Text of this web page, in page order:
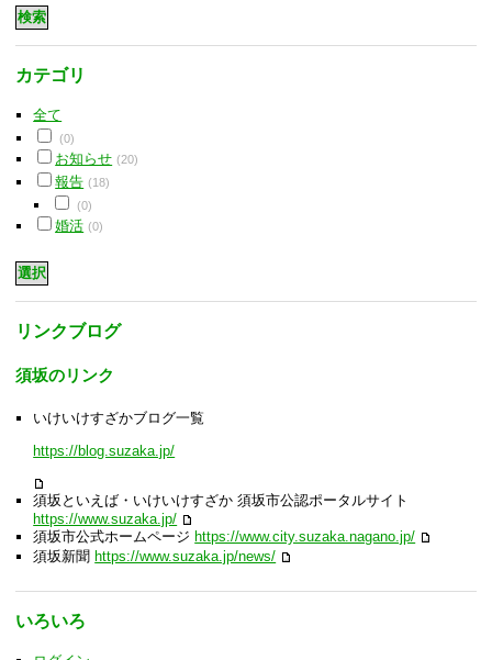
カテゴリ
全て
(0)
お知らせ (20)
報告 (18)
(0)
婚活 (0)
リンクブログ
須坂のリンク
いけいけすざかブログ一覧
https://blog.suzaka.jp/
須坂といえば・いけいけすざか 須坂市公認ポータルサイト
https://www.suzaka.jp/
須坂市公式ホームページhttps://www.city.suzaka.nagano.jp/
須坂新聞https://www.suzaka.jp/news/
いろいろ